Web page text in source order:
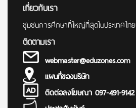
เกี่ยวกับเรา
ชุมชนการศึกษาที่ใหญ่ที่สุดในประเทศไทย
ติดตามเรา
webmaster@eduzones.com
แผนที่ของบริษัท
ติดต่อลงโฆษณา 097-491-9142